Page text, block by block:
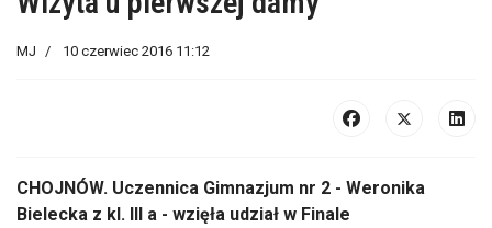
MJ 10 czerwiec 2016 11:12
CHOJNÓW. Uczennica Gimnazjum nr 2 - Weronika
Bielecka z kl. III a - wzięła udział w Finale